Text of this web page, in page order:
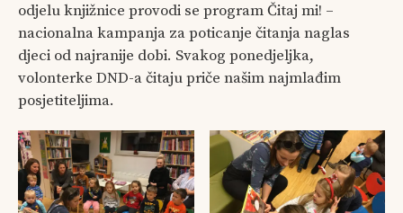
odjelu knjižnice provodi se program Čitaj mi! –
nacionalna kampanja za poticanje čitanja naglas
djeci od najranije dobi. Svakog ponedjeljka,
volonterke DND-a čitaju priče našim najmlađim
posjetiteljima.